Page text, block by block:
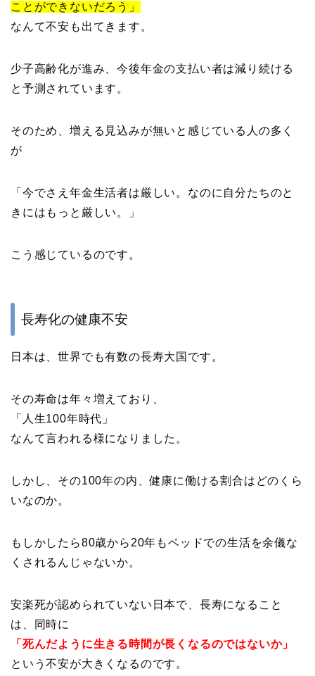
ことができないだろう」
なんて不安も出てきます。
少子高齢化が進み、今後年金の支払い者は減り続ける
と予測されています。
そのため、増える見込みが無いと感じている人の多く
が
「今でさえ年金生活者は厳しい。なのに自分たちのと
きにはもっと厳しい。」
こう感じているのです。
長寿化の健康不安
日本は、世界でも有数の長寿大国です。
その寿命は年々増えており、
「人生100年時代」
なんて言われる様になりました。
しかし、その100年の内、健康に働ける割合はどのくら
いなのか。
もしかしたら80歳から20年もベッドでの生活を余儀な
くされるんじゃないか。
安楽死が認められていない日本で、長寿になること
は、同時に
「死んだように生きる時間が長くなるのではないか」
という不安が大きくなるのです。